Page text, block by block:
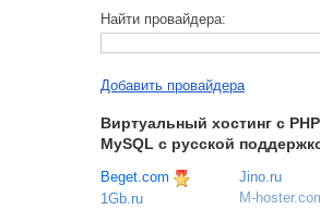
Найти провайдера:
Добавить провайдера
Виртуальный хостинг c
MySQL с русской
Beget.com
1Gb.ru
Jino.ru
M-